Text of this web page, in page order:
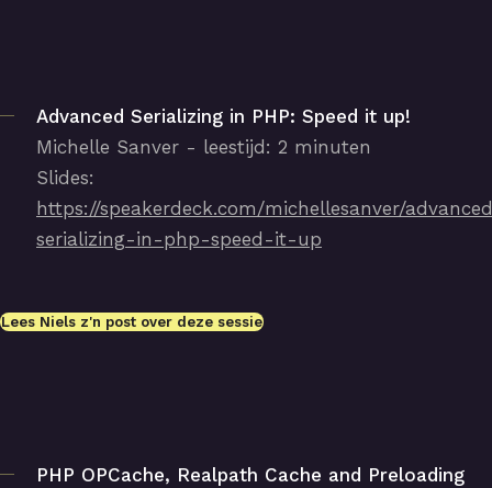
Advanced Serializing in PHP: Speed it up!
Michelle Sanver - leestijd: 2 minuten
Slides:
https://speakerdeck.com/michellesanver/
serializing-in-php-speed-it-up
Lees Niels z'n post over deze sessie
PHP OPCache, Realpath Cache and Preloading